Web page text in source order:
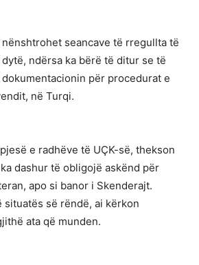
seancave të rregullta të
ndërsa ka bërë të ditur se të
për procedurat e
në Turqi.
e radhëve të UÇK-së, thekson
dashur të obligojë askënd për
apo si banor i Skenderajt.
situatës së rëndë, ai kërkon
ata që munden.